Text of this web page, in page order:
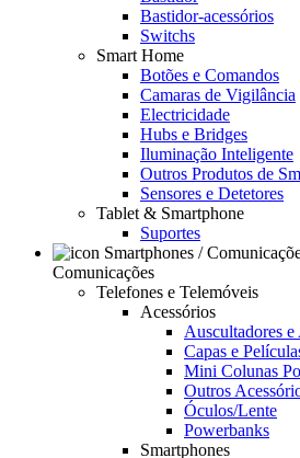
Bastidor-acessórios
Switchs
Smart Home
Botões e Comandos
Camaras de Vigilância
Electricidade
Hubs e Bridges
Iluminação Inteligente
Outros Produtos de
Sensores e Detetores
Tablet & Smartphone
Suportes
Comunicações
Telefones e Telemóveis
Acessórios
Auscultadores
Capas e
Mini Colunas
Outros
Óculos/Lente
Powerbanks
Smartphones